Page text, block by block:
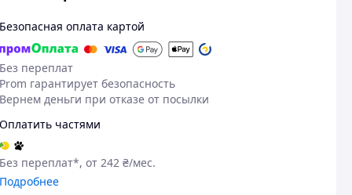
оплата картой
переплат
гарантирует безопасность
деньги при отказе от посылки
частями
переплат*, от 242 ₴/мес.